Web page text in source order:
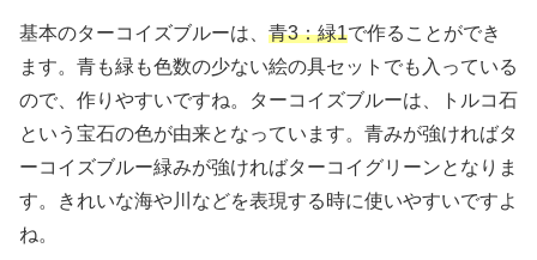
基本のターコイズブルーは、 青3：緑1で作ることができ
ます。青も緑も色数の少ない絵の具セットでも入っている
ので、作りやすいですね。ターコイズブルーは、トルコ石
という宝石の色が由来となっています。青みが強ければタ
ーコイズブルー緑みが強ければターコイグリーンとなりま
す。きれいな海や川などを表現する時に使いやすいですよ
ね。